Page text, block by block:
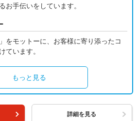
お手伝いをしています。
をモットーに、お客様に寄り添ったコ
ています。
もっと見る
詳細を見る